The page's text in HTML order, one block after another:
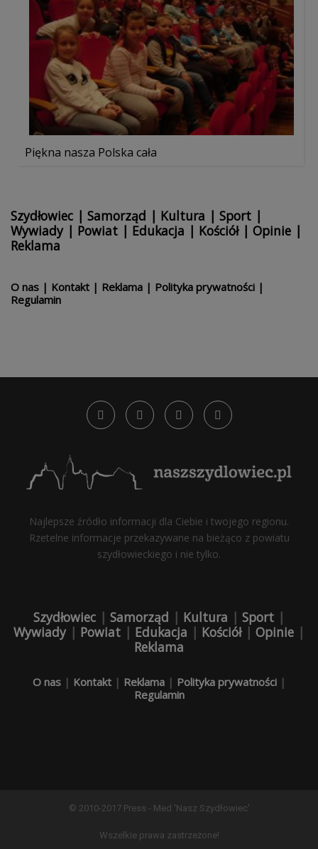
Piękna nasza Polska cała
Szydłowiec | Samorząd | Kultura | Sport |
Wywiady| Powiat | Edukacja | Kościół| Opinie |
Reklama
O nas | Kontakt | Reklama | Polityka prywatności |
Regulamin
Najlepsze źródło informacji dla Ciebie i twojego regionu.
Rzetelne informacje przekazywane na bieżąco z powiatu
szydłowieckiego i nie tylko.
Szydłowiec | Samorząd | Kultura | Sport |
Wywiady| Powiat | Edukacja | Kościół| Opinie |
Reklama
O nas| Kontakt| Reklama| Polityka prywatności|
Regulamin
© 2010-2017 Press - Med 'Nasz Szydłowiec'
Wszelkie prawa zastrzeżone!